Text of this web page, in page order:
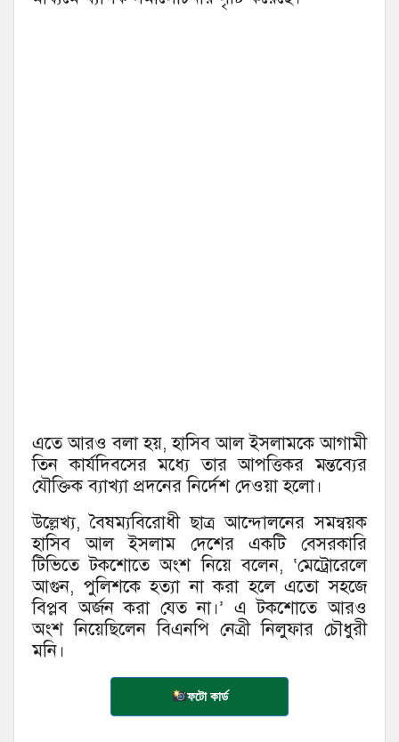
এতে আরও বলা হয়, হাসিব আল ইসলামকে আগামী
তিন কার্যদিবসের মধ্যে তার আপত্তিকর মন্তব্যের
যৌক্তিক ব্যাখ্যা প্রদনের নির্দেশ দেওয়া হলো।
উল্লেখ্য, বৈষম্যবিরোধী ছাত্র আন্দোলনের সমন্বয়ক
হাসিব আল ইসলাম দেশের একটি বেসরকারি
টিভিতে টকশোতে অংশ নিয়ে বলেন, ‘মেট্রোরেলে
আগুন, পুলিশকে হত্যা না করা হলে এতো সহজে
বিপ্লব অর্জন করা যেত না।’ এ টকশোতে আরও
অংশ নিয়েছিলেন বিএনপি নেত্রী নিলুফার চৌধুরী
মনি।
ফটো কার্ড